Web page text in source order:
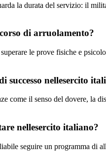
la durata del servizio: il
di arruolamento?
le prove fisiche e
successo nellesercito
come il senso del dovere, la
nellesercito italiano?
seguire un programma